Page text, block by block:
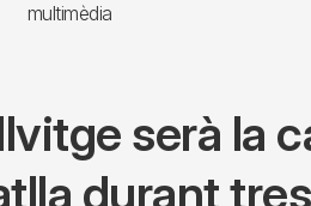
multimèdia
serà la
durant